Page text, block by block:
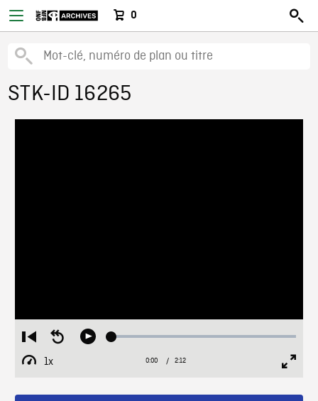
0
STK-ID 16265
Restart
from
beginning
Seek
Play Loaded:
1x
Playback
Current
0:00 / Duration
2:12